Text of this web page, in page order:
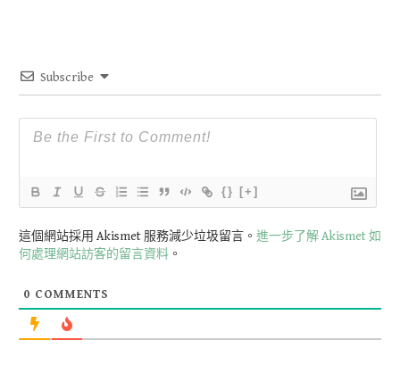
Subscribe
{} [+]
這個網站採用 Akismet 服務減少垃圾留言。 進一步了解 Akismet 如
何處理網站訪客的留言資料 。
0 COMMENTS